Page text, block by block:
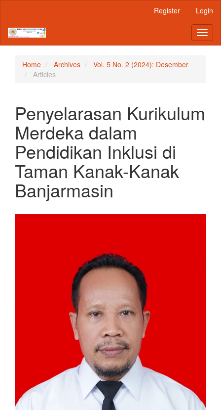
Content
Sidebar
Register Login
Home Archives
Vol. 5 No. 2 (2024): Desember
Articles
Penyelarasan Kurikulum
Merdeka dalam
Pendidikan Inklusi di
Taman Kanak-Kanak
Banjarmasin